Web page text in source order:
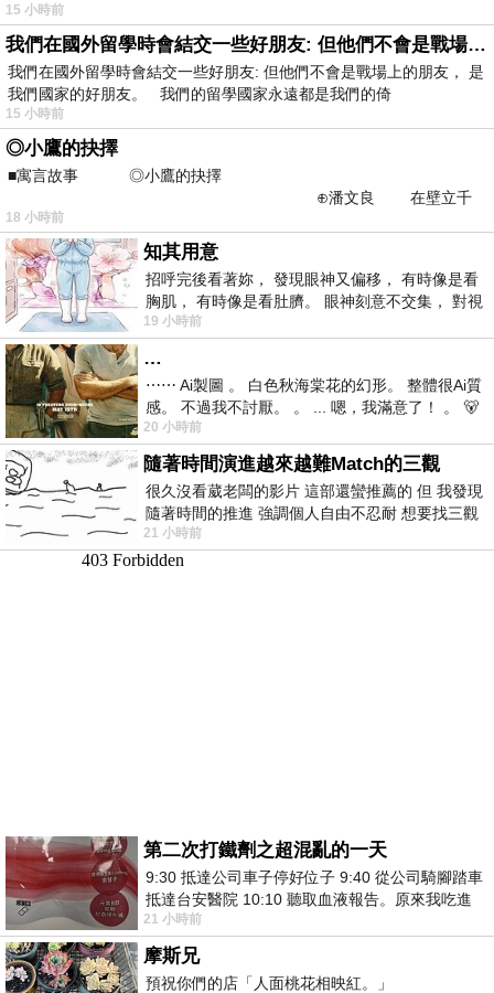
15 小時前
我們在國外留學時會結交一些好朋友: 但他們不會是戰場上的朋友
我們在國外留學時會結交一些好朋友: 但他們不會是戰場上的朋友， 是
我們國家的好朋友。 我們的留學國家永遠都是我們的倚
15 小時前
◎小鷹的抉擇
■寓言故事 ◎小鷹的抉擇
⊕潘文良 在壁立千
仞的懸崖上，有一座遮天蔽
18 小時前
知其用意
招呼完後看著妳， 發現眼神又偏移， 有時像是看
胸肌， 有時像是看肚臍。 眼神刻意不交集， 對視
視線不對齊， 讓我很難不
19 小時前
…
⋯⋯ Ai製圖 。 白色秋海棠花的幻形。 整體很Ai質
感。 不過我不討厭。 。 ... 嗯，我滿意了！ 。 🐻
昨中
20 小時前
隨著時間演進越來越難Match的三觀
很久沒看葳老闆的影片 這部還蠻推薦的 但 我發現
隨著時間的推進 強調個人自由不忍耐 想要找三觀
接近的不要說對象 連朋友都超
21 小時前
第二次打鐵劑之超混亂的一天
9:30 抵達公司車子停好位子 9:40 從公司騎腳踏車
抵達台安醫院 10:10 聽取血液報告。原來我吃進
去的 B12 彌可保並非沒有吸收而是超
21 小時前
摩斯兄
預祝你們的店「人面桃花相映紅。」